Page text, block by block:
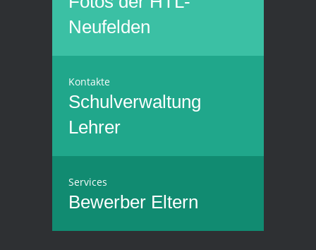
Neufelden
Kontakte
Schulverwaltung
Lehrer
Services
Bewerber Eltern